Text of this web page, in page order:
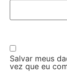
Salvar meus
vez que eu